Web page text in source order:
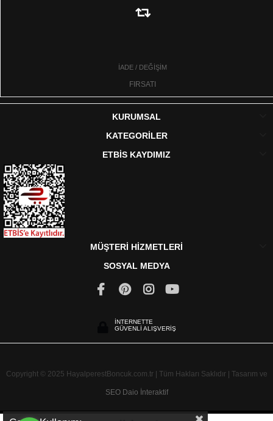
İADE / DEĞİŞİM
FIRSATI
KURUMSAL
KATEGORİLER
ETBİS KAYDIMIZ
MÜŞTERİ HİZMETLERİ
SOSYAL MEDYA
İNTERNETTE
GÜVENLİ ALIŞVERİŞ
Copyright © 2025 HayalperestBoncuk.com.tr | Tüm Hakları Saklıdır | Tasarım ve
SEO Daio İnteraktif